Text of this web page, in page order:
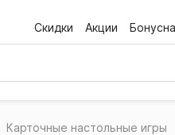
Скидки Акции
Карточные настольные игры